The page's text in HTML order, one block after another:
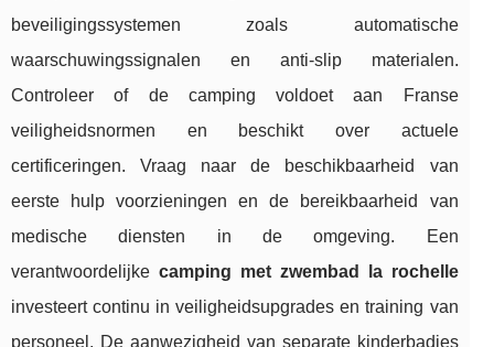
beveiligingssystemen zoals automatische
waarschuwingssignalen en anti-slip materialen.
Controleer of de camping voldoet aan Franse
veiligheidsnormen en beschikt over actuele
certificeringen. Vraag naar de beschikbaarheid van
eerste hulp voorzieningen en de bereikbaarheid van
medische diensten in de omgeving. Een
verantwoordelijke camping met zwembad la rochelle
investeert continu in veiligheidsupgrades en training van
personeel. De aanwezigheid van separate kinderbadjes